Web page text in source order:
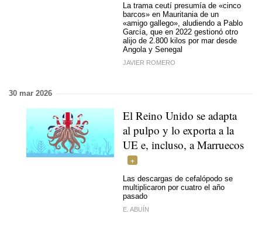
La trama ceutí presumía de «cinco
barcos» en Mauritania de un
«amigo gallego», aludiendo a Pablo
García, que en 2022 gestionó otro
alijo de 2.800 kilos por mar desde
Angola y Senegal
JAVIER ROMERO
30 mar 2026
El Reino Unido se adapta
al pulpo y lo exporta a la
UE e, incluso, a Marruecos
Las descargas de cefalópodo se
multiplicaron por cuatro el año
pasado
E. ABUÍN